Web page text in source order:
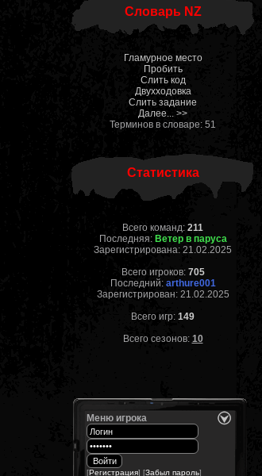
Словарь NZ
Гламурное место
Пробить
Слить код
Двухходовка
Слить задание
Далее... >>
Терминов в словаре: 51
Статистика
Всего команд: 211
Последняя: Ветер в паруса
Зарегистрирована: 21.02.2025
Всего игроков: 705
Последний: arthure001
Зарегистрирован: 21.02.2025
Всего игр: 149
Всего сезонов: 10
Меню игрока
[Регистрация] [Забыл пароль]